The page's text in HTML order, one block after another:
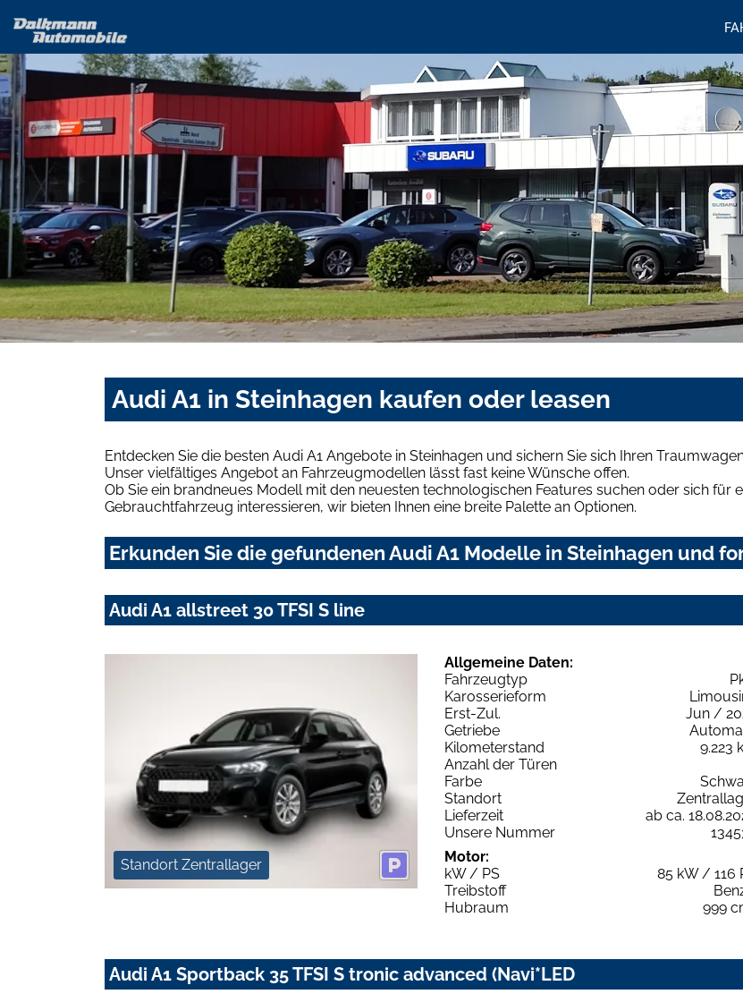
Audi A1 in Steinhagen kaufen oder leasen
Entdecken Sie die besten Audi A1 Angebote in Steinhagen und sichern Sie sich Ihren
Unser vielfältiges Angebot an Fahrzeugmodellen lässt fast keine Wünsche offen.
Ob Sie ein brandneues Modell mit den neuesten technologischen Features suchen oder sich für
Gebrauchtfahrzeug interessieren, wir bieten Ihnen eine breite Palette an Optionen.
Erkunden Sie die gefundenen Audi A1 Modelle in Steinhagen und
Audi A1 allstreet 30 TFSI S line
Standort Zentrallager
Allgemeine Daten:
Fahrzeugtyp
Karosserieform
Erst-Zul.
Jun /
Getriebe
Kilometerstand
9.223
Anzahl der Türen
Farbe
Standort
Lieferzeit
ab ca.
Unsere Nummer
Motor:
kW / PS
85 kW / 116
Treibstoff
Hubraum
999
Audi A1 Sportback 35 TFSI S tronic advanced (Navi*LED